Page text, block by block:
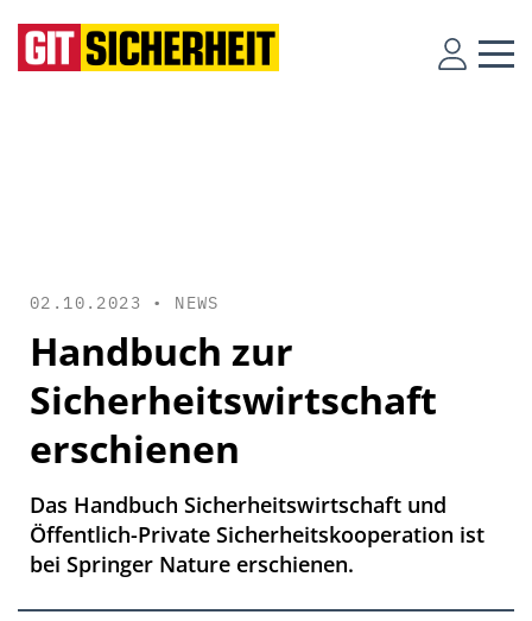
02.10.2023 • NEWS
Handbuch zur
Sicherheitswirtschaft
erschienen
Das Handbuch Sicherheitswirtschaft und
Öffentlich-Private Sicherheitskooperation ist
bei Springer Nature erschienen.